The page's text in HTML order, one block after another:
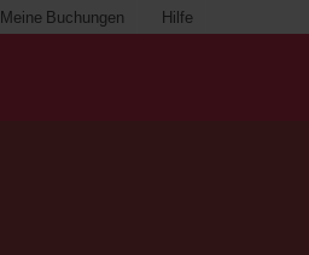
Hilfe
Meine Buchungen